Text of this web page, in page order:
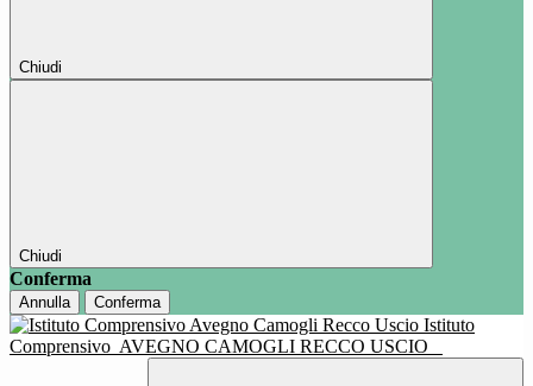
Chiudi
Chiudi
Conferma
Annulla Conferma
Istituto
Comprensivo AVEGNO CAMOGLI RECCO USCIO